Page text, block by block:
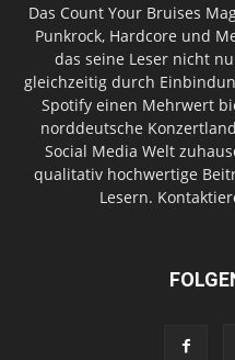
Das Count Your Bruises
Punkrock, Hardcore und
das seine Leser nicht
gleichzeitig durch
Spotify einen Mehrwert
norddeutsche
Social Media Welt
qualitativ hochwertige
Lesern.